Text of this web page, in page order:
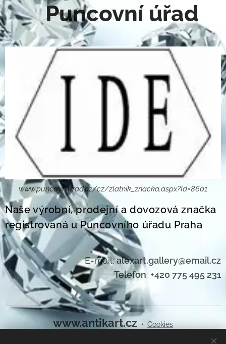
Puncovní úřad
www.puncovniurad.cz/cz/zlatnik_znacka.aspx?Id=8601
Naše výrobní, prodejní a dovozová značka
registrovaná u Puncovního úřadu Praha
E-mail:alexart.gallery@email.cz
Telefon: +420 775 495 231
www.antikart.cz Cookies